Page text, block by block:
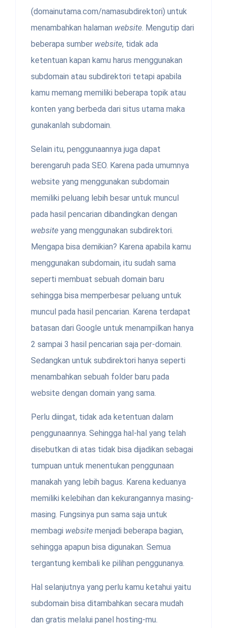
(domainutama.com/namasubdirektori) untuk
menambahkan halaman website. Mengutip dari
beberapa sumber website, tidak ada
ketentuan kapan kamu harus menggunakan
subdomain atau subdirektori tetapi apabila
kamu memang memiliki beberapa topik atau
konten yang berbeda dari situs utama maka
gunakanlah subdomain.
Selain itu, penggunaannya juga dapat
berengaruh pada SEO. Karena pada umumnya
website yang menggunakan subdomain
memiliki peluang lebih besar untuk muncul
pada hasil pencarian dibandingkan dengan
website yang menggunakan subdirektori.
Mengapa bisa demikian? Karena apabila kamu
menggunakan subdomain, itu sudah sama
seperti membuat sebuah domain baru
sehingga bisa memperbesar peluang untuk
muncul pada hasil pencarian. Karena terdapat
batasan dari Google untuk menampilkan hanya
2 sampai 3 hasil pencarian saja per-domain.
Sedangkan untuk subdirektori hanya seperti
menambahkan sebuah folder baru pada
website dengan domain yang sama.
Perlu diingat, tidak ada ketentuan dalam
penggunaannya. Sehingga hal-hal yang telah
disebutkan di atas tidak bisa dijadikan sebagai
tumpuan untuk menentukan penggunaan
manakah yang lebih bagus. Karena keduanya
memiliki kelebihan dan kekurangannya masing-
masing. Fungsinya pun sama saja untuk
membagi website menjadi beberapa bagian,
sehingga apapun bisa digunakan. Semua
tergantung kembali ke pilihan penggunanya.
Hal selanjutnya yang perlu kamu ketahui yaitu
subdomain bisa ditambahkan secara mudah
dan gratis melalui panel hosting-mu.